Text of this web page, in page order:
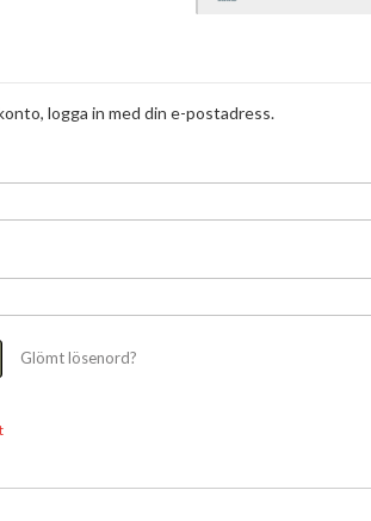
logga in med din e-postadress.
Glömt lösenord?